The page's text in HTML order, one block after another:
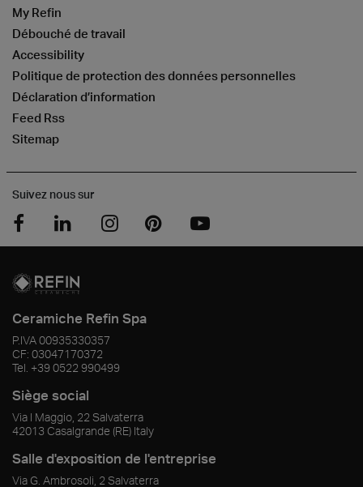
My Refin
Débouché de travail
Accessibility
Politique de protection des données personnelles
Déclaration d’information
Feed Rss
Sitemap
Suivez nous sur
Ceramiche Refin Spa
P.IVA00935330357
CF: 03047170372
Tel. +39 0522 990499
Siège social
Via I Maggio, 22 Salvaterra
42013 Casalgrande (RE) Italy
Salle d'exposition de l'entreprise
Via G. Ambrosoli, 2 Salvaterra